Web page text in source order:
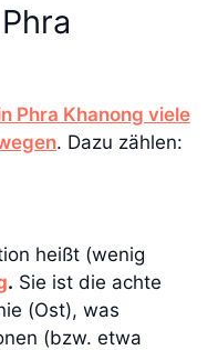
Phra Khanong viele
. Dazu zählen:
heißt (wenig
. Sie ist die achte
(Ost), was
(bzw. etwa